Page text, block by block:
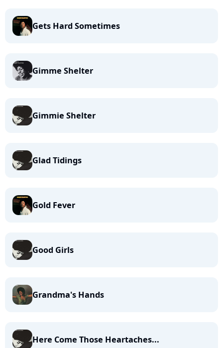
Gets Hard Sometimes
Gimme Shelter
Gimmie Shelter
Glad Tidings
Gold Fever
Good Girls
Grandma's Hands
Here Come Those Heartaches...